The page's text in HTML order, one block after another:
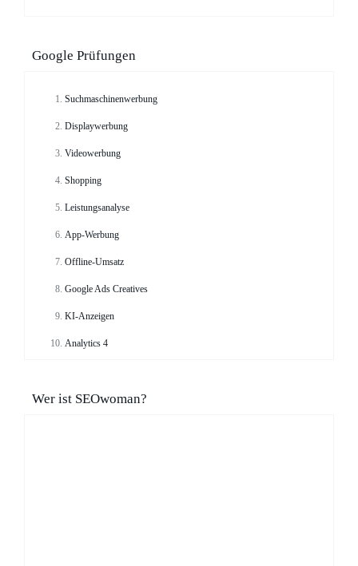
Google Prüfungen
Suchmaschinenwerbung
Displaywerbung
Videowerbung
Shopping
Leistungsanalyse
App-Werbung
Offline-Umsatz
Google Ads Creatives
KI-Anzeigen
Analytics 4
Wer ist SEOwoman?